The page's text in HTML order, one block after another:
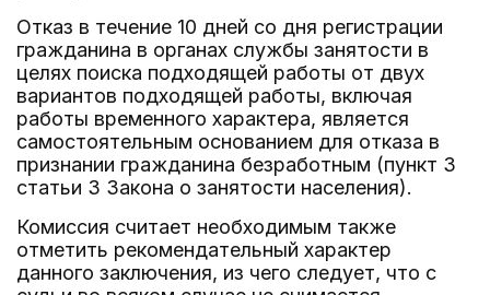
Отказ в течение 10 дней со дня регистрации
гражданина в органах службы занятости в
целях поиска подходящей работы от двух
вариантов подходящей работы, включая
работы временного характера, является
самостоятельным основанием для отказа в
признании гражданина безработным (пункт 3
статьи 3 Закона о занятости населения).
Комиссия считает необходимым также
отметить рекомендательный характер
данного заключения, из чего следует, что с